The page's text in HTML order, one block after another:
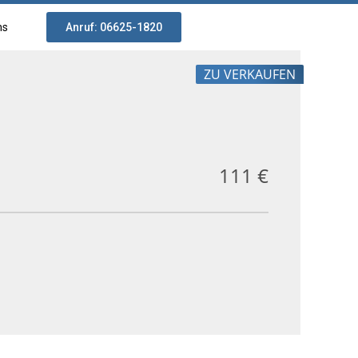
Anruf: 06625-1820
ZU VERKAUFEN
111 €